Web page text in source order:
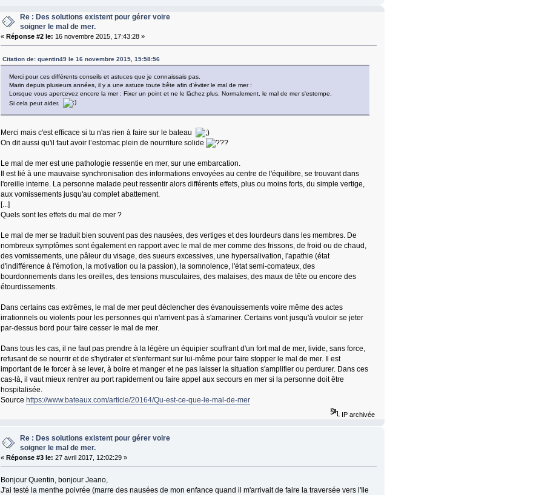
Re : Des solutions existent pour gérer voire
soigner le mal de mer.
« Réponse #2 le: 16 novembre 2015, 17:43:28 »
Citation de: quentin49 le 16 novembre 2015, 15:58:56
Merci pour ces différents conseils et astuces que je connaissais pas.
Marin depuis plusieurs années, il y a une astuce toute bête afin d'éviter le mal de mer :
Lorsque vous apercevez encore la mer : Fixer un point et ne le lâchez plus. Normalement, le mal de mer s'estompe.
Si cela peut aider.
Merci mais c'est efficace si tu n'as rien à faire sur le bateau
On dit aussi qu'il faut avoir l’estomac plein de nourriture solide
Le mal de mer est une pathologie ressentie en mer, sur une embarcation.
Il est lié à une mauvaise synchronisation des informations envoyées au centre de l'équilibre, se trouvant dans
l'oreille interne. La personne malade peut ressentir alors différents effets, plus ou moins forts, du simple vertige,
aux vomissements jusqu'au complet abattement.
[...]
Quels sont les effets du mal de mer ?
Le mal de mer se traduit bien souvent pas des nausées, des vertiges et des lourdeurs dans les membres. De
nombreux symptômes sont également en rapport avec le mal de mer comme des frissons, de froid ou de chaud,
des vomissements, une pâleur du visage, des sueurs excessives, une hypersalivation, l'apathie (état
d'indifférence à l'émotion, la motivation ou la passion), la somnolence, l'état semi-comateux, des
bourdonnements dans les oreilles, des tensions musculaires, des malaises, des maux de tête ou encore des
étourdissements.
Dans certains cas extrêmes, le mal de mer peut déclencher des évanouissements voire même des actes
irrationnels ou violents pour les personnes qui n'arrivent pas à s'amariner. Certains vont jusqu'à vouloir se jeter
par-dessus bord pour faire cesser le mal de mer.
Dans tous les cas, il ne faut pas prendre à la légère un équipier souffrant d'un fort mal de mer, livide, sans force,
refusant de se nourrir et de s'hydrater et s'enfermant sur lui-même pour faire stopper le mal de mer. Il est
important de le forcer à se lever, à boire et manger et ne pas laisser la situation s'amplifier ou perdurer. Dans ces
cas-là, il vaut mieux rentrer au port rapidement ou faire appel aux secours en mer si la personne doit être
hospitalisée.
Source https://www.bateaux.com/article/20164/Qu-est-ce-que-le-mal-de-mer
IP archivée
Re : Des solutions existent pour gérer voire
soigner le mal de mer.
« Réponse #3 le: 27 avril 2017, 12:02:29 »
Bonjour Quentin, bonjour Jeano,
J'ai testé la menthe poivrée (marre des nausées de mon enfance quand il m'arrivait de faire la traversée vers l'Ile